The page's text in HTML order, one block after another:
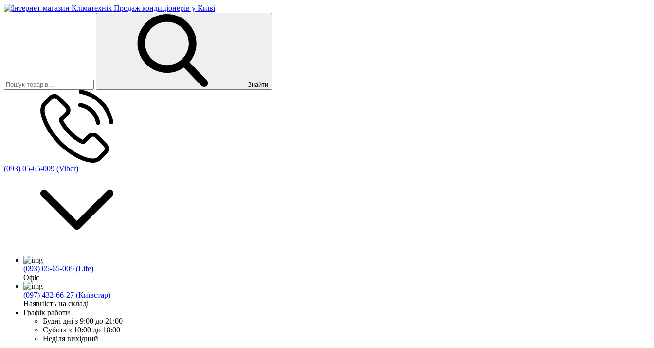
Знайти
(093) 05-65-009 (Viber)
(093) 05-65-009 (Life)
Офіс
(097) 432-66-27 (Київстар)
Наявність на складі
Графік работи
Будні дні з 9:00 до 21:00
Субота з 10:00 до 18:00
Неділя вихідний